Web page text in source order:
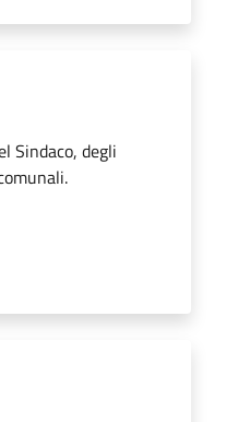
Sindaco, degli